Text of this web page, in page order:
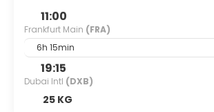
11:00
Frankfurt Main (FRA)
6h 15min
19:15
Dubai Intl (DXB)
25 KG